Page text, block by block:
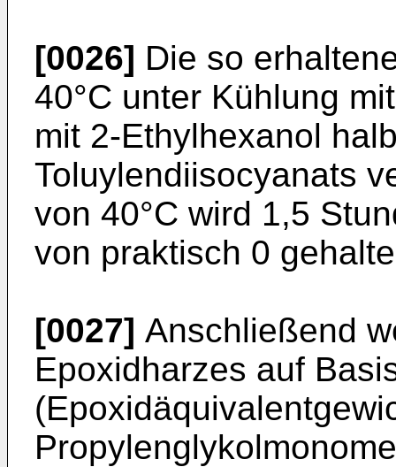
[0026] Die so
40°C unter Kühlung
mit 2-Ethylhexanol
Toluylendiisocyanats
von 40°C wird 1,5
von praktisch 0
[0027] Anschließend
Epoxidharzes auf